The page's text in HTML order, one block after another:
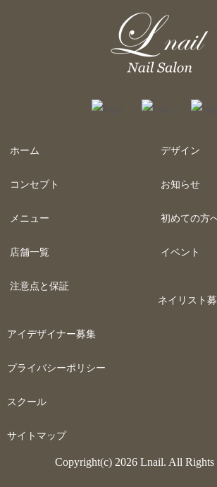
ホーム
コンセプト
メニュー
店舗一覧
注意点と保証
デザイン
お知らせ
初めての方
イベント
ネイリスト
アイデザイナー募集
プライバシーポリシー
スクール
サイトマップ
Copyright(c) 2026 Lnail. All Rights